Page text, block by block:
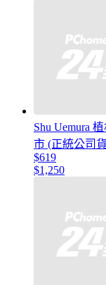
Shu Uemura
市 (正統公司
$619
$1,250